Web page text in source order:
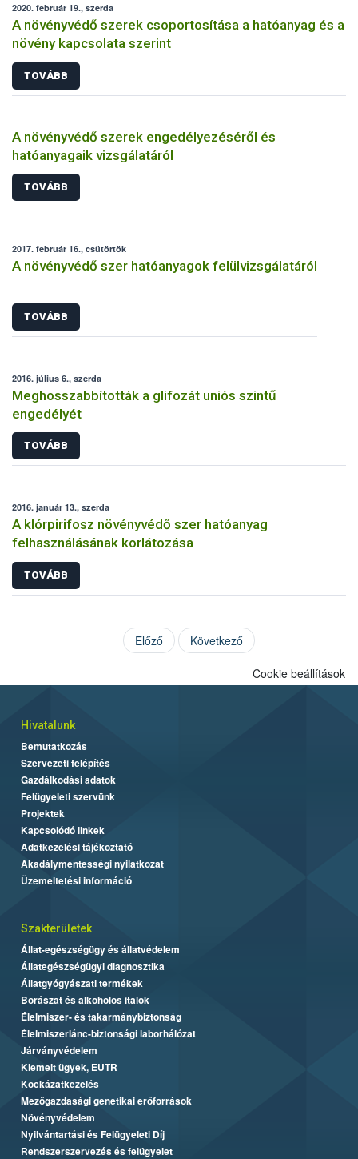
2020. február 19., szerda
A növényvédő szerek csoportosítása a hatóanyag és a
növény kapcsolata szerint
TOVÁBB
A növényvédő szerek engedélyezéséről és
hatóanyagaik vizsgálatáról
TOVÁBB
2017. február 16., csütörtök
A növényvédő szer hatóanyagok felülvizsgálatáról
TOVÁBB
2016. július 6., szerda
Meghosszabbították a glifozát uniós szintű
engedélyét
TOVÁBB
2016. január 13., szerda
A klórpirifosz növényvédő szer hatóanyag
felhasználásának korlátozása
TOVÁBB
Előző Következő
Cookie beállítások
Hivatalunk
Bemutatkozás
Szervezeti felépítés
Gazdálkodási adatok
Felügyeleti szervünk
Projektek
Kapcsolódó linkek
Adatkezelési tájékoztató
Akadálymentességi nyilatkozat
Üzemeltetési információ
Szakterületek
Állat-egészségügy és állatvédelem
Állategészségügyi diagnosztika
Állatgyógyászati termékek
Borászat és alkoholos italok
Élelmiszer- és takarmánybiztonság
Élelmiszerlánc-biztonsági laborhálózat
Járványvédelem
Kiemelt ügyek, EUTR
Kockázatkezelés
Mezőgazdasági genetikai erőforrások
Növényvédelem
Nyilvántartási és Felügyeleti Díj
Rendszerszervezés és felügyelet